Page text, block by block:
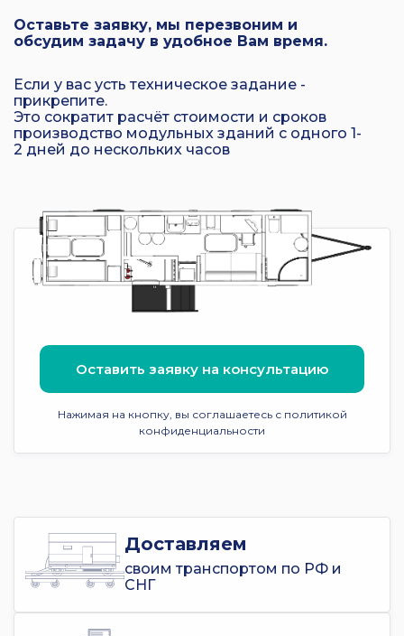
Оставьте заявку, мы перезвоним и
обсудим задачу в удобное Вам время.
Если у вас усть техническое задание -
прикрепите.
Это сократит расчёт стоимости и сроков
производство модульных зданий с одного 1-
2 дней до нескольких часов
Оставить заявку на консультацию
Нажимая на кнопку, вы соглашаетесь с политикой
конфиденциальности
Доставляем
своим транспортом по РФ и
СНГ